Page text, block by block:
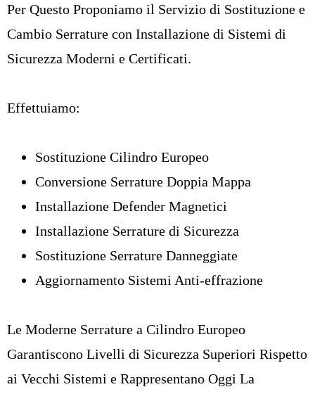
Per Questo Proponiamo il Servizio di Sostituzione e
Cambio Serrature con Installazione di Sistemi di
Sicurezza Moderni e Certificati.
Effettuiamo:
Sostituzione Cilindro Europeo
Conversione Serrature Doppia Mappa
Installazione Defender Magnetici
Installazione Serrature di Sicurezza
Sostituzione Serrature Danneggiate
Aggiornamento Sistemi Anti-effrazione
Le Moderne Serrature a Cilindro Europeo
Garantiscono Livelli di Sicurezza Superiori Rispetto
ai Vecchi Sistemi e Rappresentano Oggi La